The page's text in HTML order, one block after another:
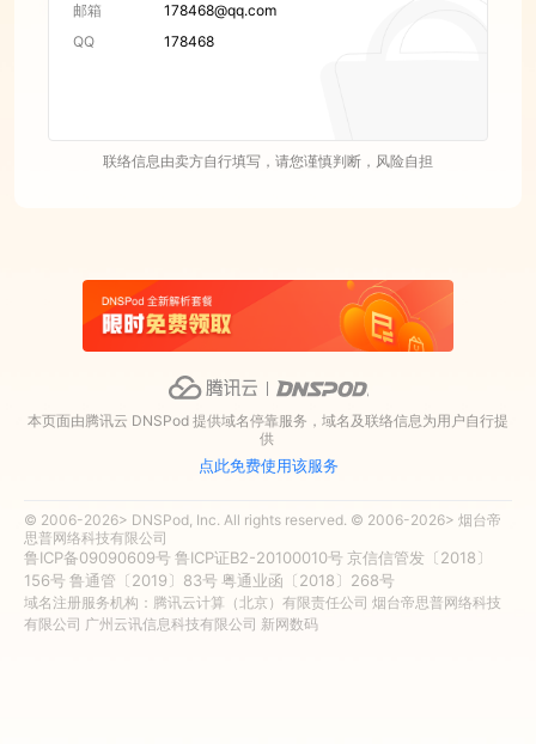
邮箱
178468@qq.com
QQ
178468
联络信息由卖方自行填写，请您谨慎判断，风险自担
本页面由腾讯云 DNSPod 提供域名停靠服务，域名及联络信息为用户自行提
供
点此免费使用该服务
© 2006-2026> DNSPod, Inc. All rights reserved. © 2006-2026> 烟台帝
思普网络科技有限公司
鲁ICP备09090609号 鲁ICP证B2-20100010号 京信信管发〔2018〕
156号 鲁通管〔2019〕83号 粤通业函〔2018〕268号
域名注册服务机构：腾讯云计算（北京）有限责任公司 烟台帝思普网络科技
有限公司 广州云讯信息科技有限公司 新网数码